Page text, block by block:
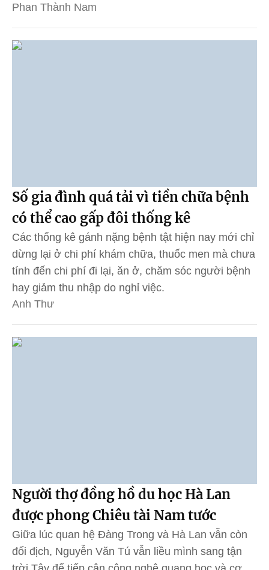
Phan Thành Nam
Số gia đình quá tải vì tiền chữa bệnh
có thể cao gấp đôi thống kê
Các thống kê gánh nặng bệnh tật hiện nay mới chỉ
dừng lại ở chi phí khám chữa, thuốc men mà chưa
tính đến chi phí đi lại, ăn ở, chăm sóc người bệnh
hay giảm thu nhập do nghỉ việc.
Anh Thư
Người thợ đồng hồ du học Hà Lan
được phong Chiêu tài Nam tước
Giữa lúc quan hệ Đàng Trong và Hà Lan vẫn còn
đối địch, Nguyễn Văn Tú vẫn liều mình sang tận